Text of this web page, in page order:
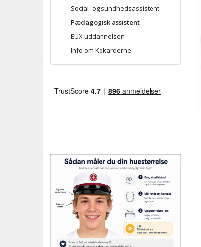
Social- og sundhedsassistent
Pædagogisk assistent
EUX uddannelsen
Info om Kokarderne